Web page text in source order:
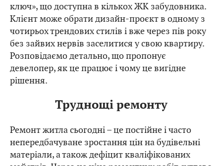
ключ», що доступна в кількох ЖК забудовника.
Клієнт може обрати дизайн-проєкт в одному з
чотирьох трендових стилів і вже через пів року
без зайвих нервів заселитися у свою квартиру.
Розповідаємо детально, що пропонує
девелопер, як це працює і чому це вигідне
рішення.
Труднощі ремонту
Ремонт житла сьогодні – це постійне і часто
непередбачуване зростання цін на будівельні
матеріали, а також дефіцит кваліфікованих